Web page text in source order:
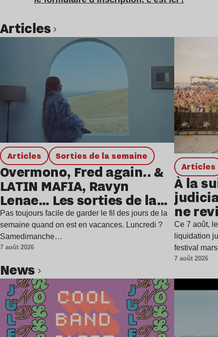
Articles
Articles Sorties de la semaine
Overmono, Fred again.. &
LATIN MAFIA, Ravyn
Lenae… Les sorties de la
semaine
Pas toujours facile de garder le fil des jours de la
semaine quand on est en vacances. Luncredi ?
Samedimanche…
7 août 2026
Articles
À la
ne
Ce 7 août,
liquidation
festival
7 août 2026
news
Lire l’article